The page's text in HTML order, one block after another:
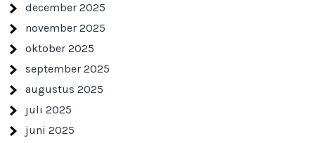
december 2025
november 2025
oktober 2025
september 2025
augustus 2025
juli 2025
juni 2025